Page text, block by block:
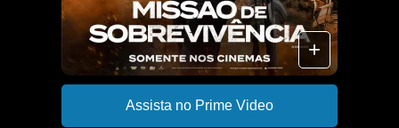
+
Assista no Prime Video